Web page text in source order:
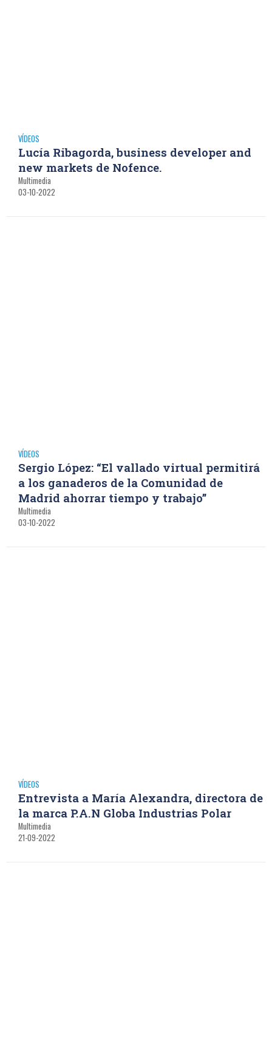
VÍDEOS
Lucía Ribagorda, business developer and
new markets de Nofence.
Multimedia
03-10-2022
VÍDEOS
Sergio López: “El vallado virtual permitirá
a los ganaderos de la Comunidad de
Madrid ahorrar tiempo y trabajo”
Multimedia
03-10-2022
VÍDEOS
Entrevista a María Alexandra, directora de
la marca P.A.N Globa Industrias Polar
Multimedia
21-09-2022